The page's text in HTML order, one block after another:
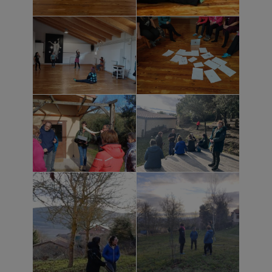
Hay silencios.
Hay variadas coreografías vocales de,
pareja, individual, cuarteto…
Preguntas y respuestas. Llamadas.
Sonidos de pájaro.
Cuerno.
Sonidos «hum ‘que conecta con el mundo
meditativo.
Nos acercamos a Irrintzi, desde muchos
lugares.
Infinidad de cuerpos, infinidad de
relinchos, infinidad de saberes e
hibridaciones.